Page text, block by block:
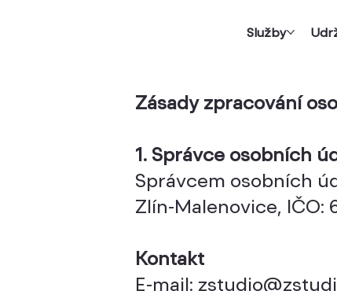
Služby
Zásady zpracování
1. Správce osobních
Správcem osobních
Zlín-Malenovice, IČO:
Kontakt
E-mail: